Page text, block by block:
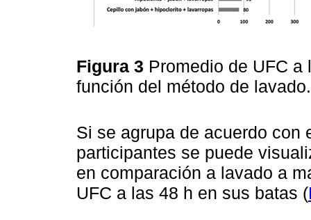
Figura 3 Promedio de UFC
función del método de
Si se agrupa de acuerdo con
participantes se puede
en comparación a lavado a
UFC a las 48 h en sus batas (